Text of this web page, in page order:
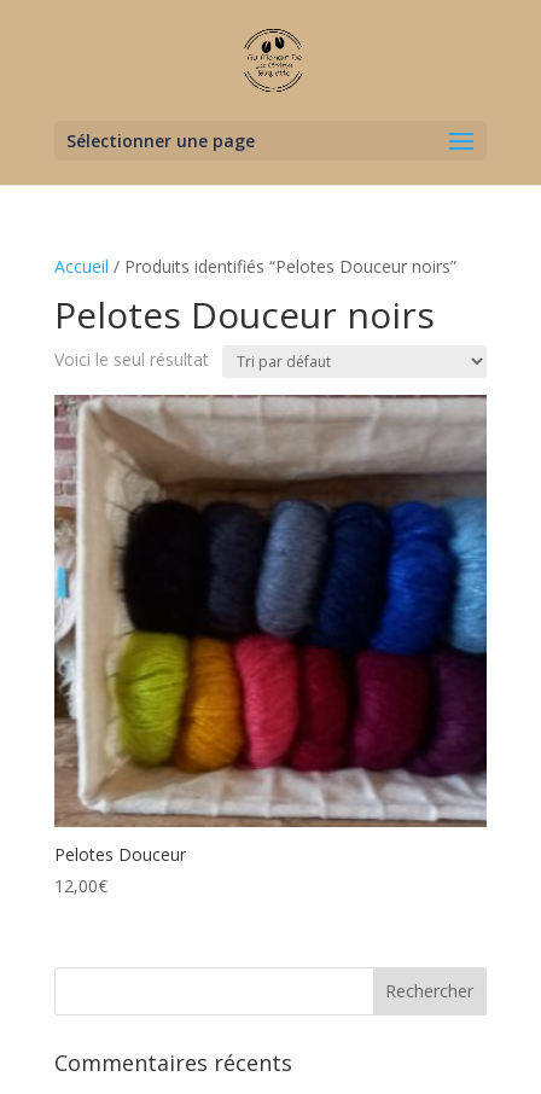
Sélectionner une page
Accueil / Produits identifiés “Pelotes Douceur noirs”
Pelotes Douceur noirs
Voici le seul résultat
Pelotes Douceur
12,00€
Commentaires récents